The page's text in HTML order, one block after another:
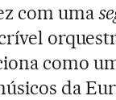
com uma
como
da